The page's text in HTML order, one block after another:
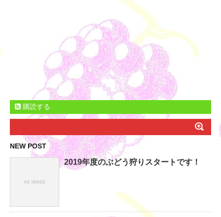
購読する
NEW POST
2019年度のぶどう狩りスタートです！